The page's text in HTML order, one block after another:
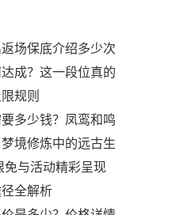
场保底介绍多少次
成？这一段位真的
规则
多少钱？凤鸾和鸣
境修炼中的远古生
与活动精彩呈现
全解析